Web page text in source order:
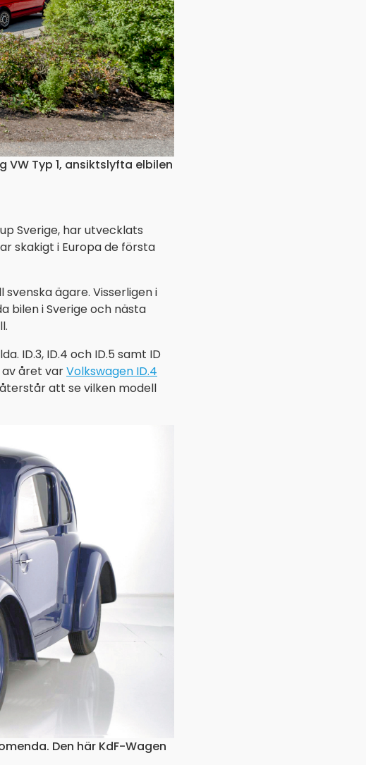
VW Typ 1, ansiktslyfta elbilen
Sverige, har utvecklats
skakigt i Europa de första
ägare. Visserligen i
bilen i Sverige och nästa
ID.3, ID.4 och ID.5 samt ID
av året varVolkswagen ID.4
att se vilken modell
Den här KdF-Wagen